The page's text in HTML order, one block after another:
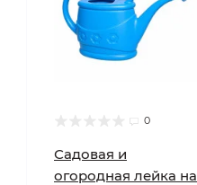
0
Садовая и
огородная лейка на